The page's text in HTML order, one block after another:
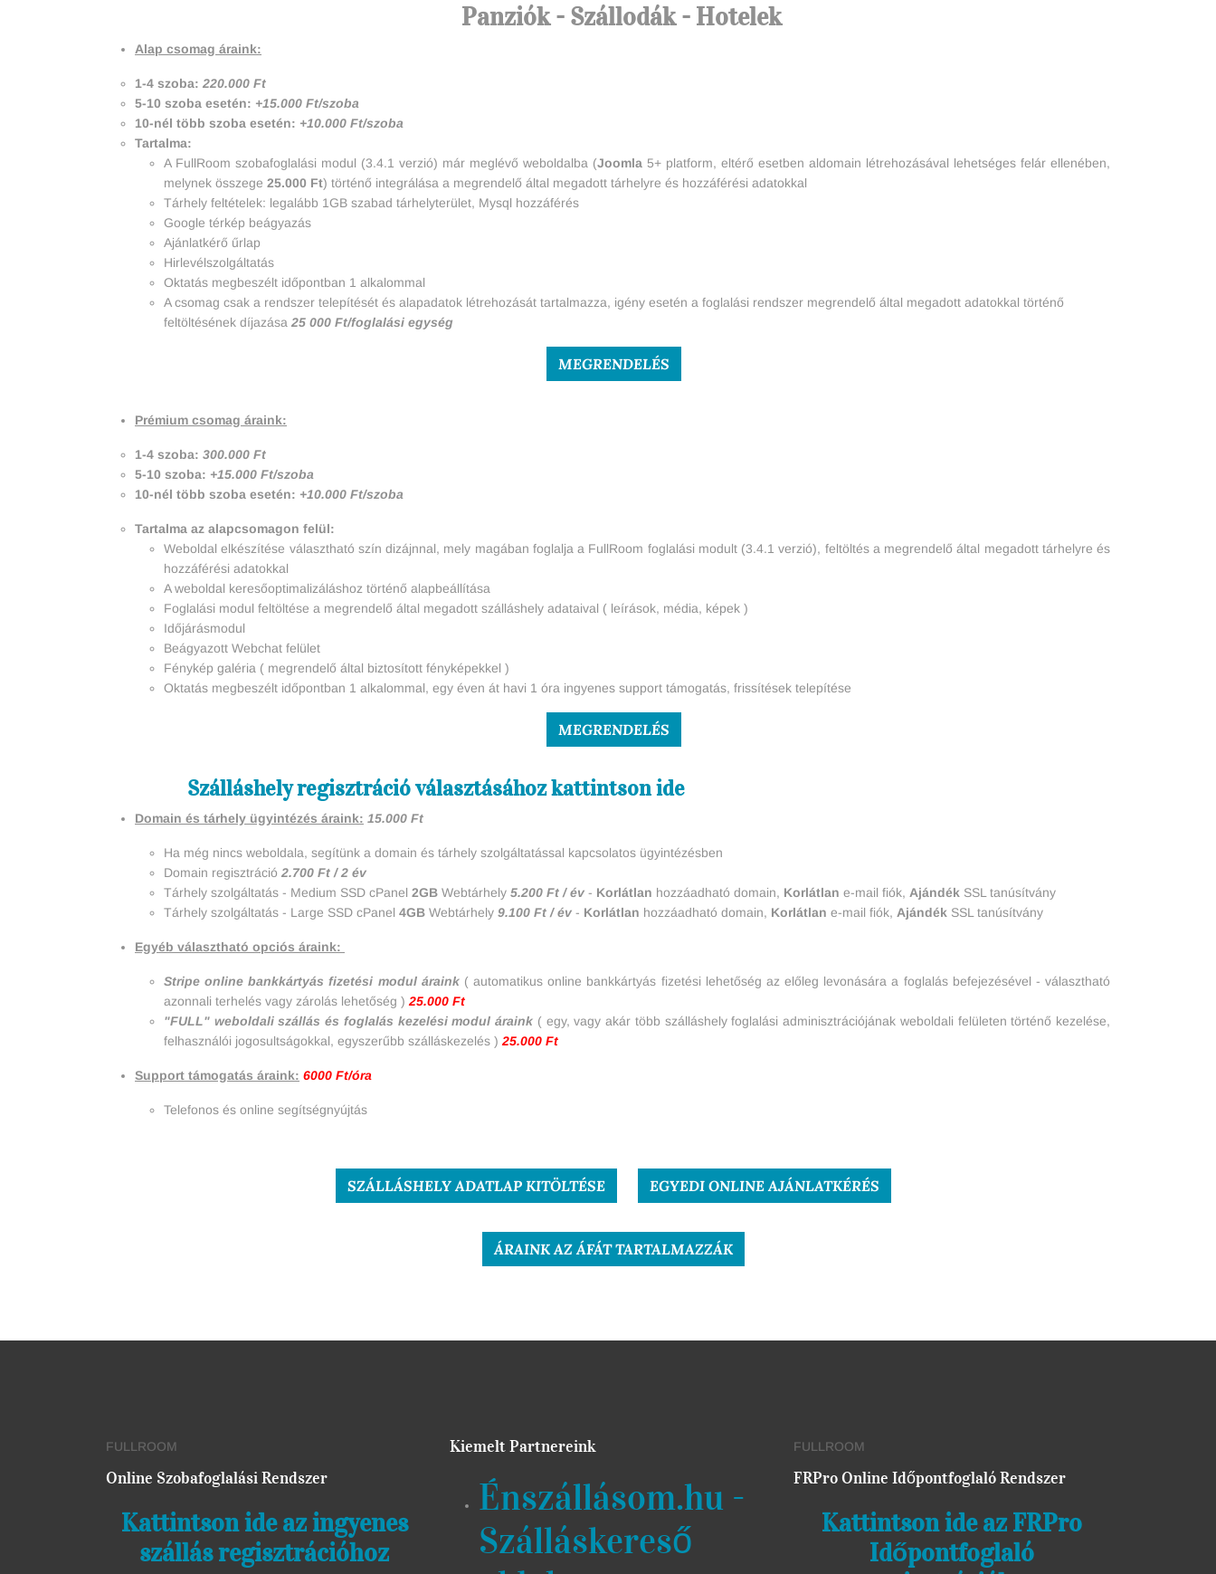
Panziók - Szállodák - Hotelek
Alap csomag áraink:
1-4 szoba: 220.000 Ft
5-10 szoba esetén: +15.000 Ft/szoba
10-nél több szoba esetén: +10.000 Ft/szoba
Tartalma:
A FullRoom szobafoglalási modul (3.4.1 verzió) már meglévő weboldalba (Joomla 5+ platform, eltérő esetben aldomain létrehozásával lehetséges felár ellenében,
melynek összege 25.000 Ft) történő integrálása a megrendelő által megadott tárhelyre és hozzáférési adatokkal
Tárhely feltételek: legalább 1GB szabad tárhelyterület, Mysql hozzáférés
Google térkép beágyazás
Ajánlatkérő űrlap
Hirlevélszolgáltatás
Oktatás megbeszélt időpontban 1 alkalommal
A csomag csak a rendszer telepítését és alapadatok létrehozását tartalmazza, igény esetén a foglalási rendszer megrendelő által megadott adatokkal történő
feltöltésének díjazása 25 000 Ft/foglalási egység
MEGRENDELÉS
Prémium csomag áraink:
1-4 szoba: 300.000 Ft
5-10 szoba: +15.000 Ft/szoba
10-nél több szoba esetén: +10.000 Ft/szoba
Tartalma az alapcsomagon felül:
Weboldal elkészítése választható szín dizájnnal, mely magában foglalja a FullRoom foglalási modult (3.4.1 verzió), feltöltés a megrendelő által megadott tárhelyre és
hozzáférési adatokkal
A weboldal keresőoptimalizáláshoz történő alapbeállítása
Foglalási modul feltöltése a megrendelő által megadott szálláshely adataival ( leírások, média, képek )
Időjárásmodul
Beágyazott Webchat felület
Fénykép galéria ( megrendelő által biztosított fényképekkel )
Oktatás megbeszélt időpontban 1 alkalommal, egy éven át havi 1 óra ingyenes support támogatás, frissítések telepítése
MEGRENDELÉS
Szálláshely regisztráció választásához kattintson ide
Domain és tárhely ügyintézés áraink: 15.000 Ft
Ha még nincs weboldala, segítünk a domain és tárhely szolgáltatással kapcsolatos ügyintézésben
Domain regisztráció 2.700 Ft / 2 év
Tárhely szolgáltatás - Medium SSD cPanel 2GB Webtárhely 5.200 Ft / év - Korlátlan hozzáadható domain, Korlátlan e-mail fiók, Ajándék SSL tanúsítvány
Tárhely szolgáltatás - Large SSD cPanel 4GB Webtárhely 9.100 Ft / év - Korlátlan hozzáadható domain, Korlátlan e-mail fiók, Ajándék SSL tanúsítvány
Egyéb választható opciós áraink:
Stripe online bankkártyás fizetési modul áraink ( automatikus online bankkártyás fizetési lehetőség az előleg levonására a foglalás befejezésével - választható
azonnali terhelés vagy zárolás lehetőség ) 25.000 Ft
"FULL" weboldali szállás és foglalás kezelési modul áraink ( egy, vagy akár több szálláshely foglalási adminisztrációjának weboldali felületen történő kezelése,
felhasználói jogosultságokkal, egyszerűbb szálláskezelés ) 25.000 Ft
Support támogatás áraink: 6000 Ft/óra
Telefonos és online segítségnyújtás
SZÁLLÁSHELY ADATLAP KITÖLTÉSE EGYEDI ONLINE AJÁNLATKÉRÉS
ÁRAINK AZ ÁFÁT TARTALMAZZÁK
FULLROOM
Online Szobafoglalási Rendszer
Kattintson ide az ingyenes
szállás regisztrációhoz
Kiemelt Partnereink
Énszállásom.hu -
Szálláskereső
FULLROOM
FRPro Online Időpontfoglaló Rendszer
Kattintson ide az FRPro
Időpontfoglaló